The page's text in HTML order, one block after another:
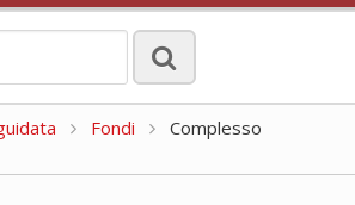
Fondi
Complesso